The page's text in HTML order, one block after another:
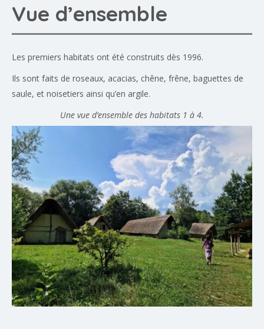
Vue d’ensemble
Les premiers habitats ont été construits dès 1996.
Ils sont faits de roseaux, acacias, chêne, frêne, baguettes de
saule, et noisetiers ainsi qu’en argile.
Une vue d’ensemble des habitats 1 à 4.